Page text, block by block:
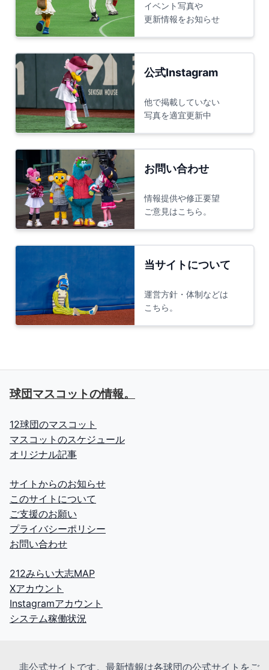
イベント写真や
更新情報をお知らせ
公式Instagram
他で掲載していない
写真を適宜更新中
お問い合わせ
情報提供や修正要望
ご意見はこちら。
当サイトについて
運営方針・体制などは
こちら。
球団マスコットの情報。
12球団のマスコット
マスコットのスケジュール
オリジナル記事
サイトからのお知らせ
このサイトについて
ご支援のお願い
プライバシーポリシー
お問い合わせ
212みらい大志MAP
Xアカウント
Instagramアカウント
システム稼働状況
非公式サイトです。最新情報は各球団の公式サイトをご